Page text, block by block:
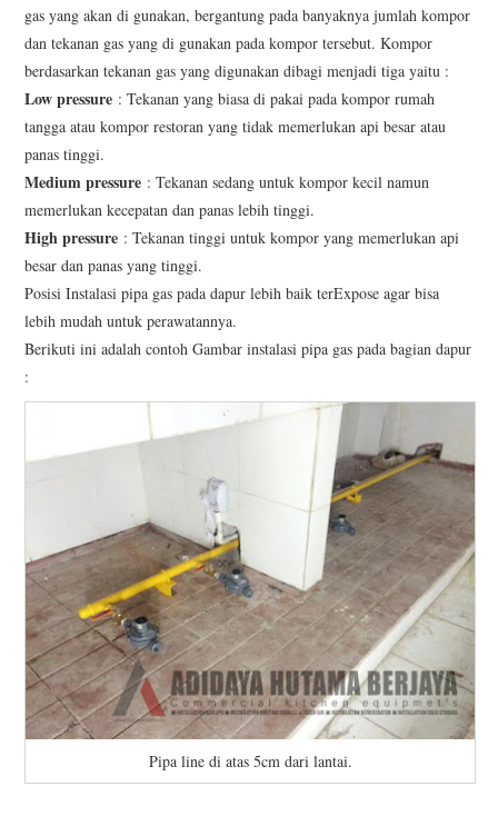
gas yang akan di gunakan, bergantung pada banyaknya jumlah kompor
dan tekanan gas yang di gunakan pada kompor tersebut. Kompor
berdasarkan tekanan gas yang digunakan dibagi menjadi tiga yaitu :
Low pressure : Tekanan yang biasa di pakai pada kompor rumah
tangga atau kompor restoran yang tidak memerlukan api besar atau
panas tinggi.
Medium pressure : Tekanan sedang untuk kompor kecil namun
memerlukan kecepatan dan panas lebih tinggi.
High pressure : Tekanan tinggi untuk kompor yang memerlukan api
besar dan panas yang tinggi.
Posisi Instalasi pipa gas pada dapur lebih baik terExpose agar bisa
lebih mudah untuk perawatannya.
Berikuti ini adalah contoh Gambar instalasi pipa gas pada bagian dapur
:
Pipa line di atas 5cm dari lantai.